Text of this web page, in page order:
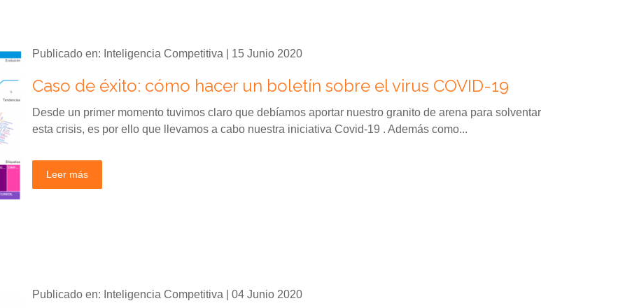
Publicado en: Inteligencia Competitiva | 15 Junio 2020
Caso de éxito: cómo hacer un boletín sobre el virus COVID-19
Desde un primer momento tuvimos claro que debíamos aportar nuestro granito de arena para solventar
esta crisis, es por ello que llevamos a cabo nuestra iniciativa Covid-19 . Además como...
Leer más
Publicado en: Inteligencia Competitiva | 04 Junio 2020